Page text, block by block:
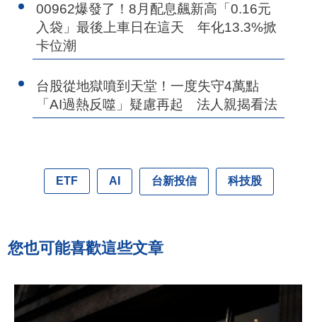
00962爆發了！8月配息飆新高「0.16元
入袋」最後上車日在這天 年化13.3%掀
卡位潮
台股從地獄噴到天堂！一度失守4萬點
「AI過熱反噬」疑慮再起 法人親揭看法
ETF AI 台新投信 科技股
您也可能喜歡這些文章